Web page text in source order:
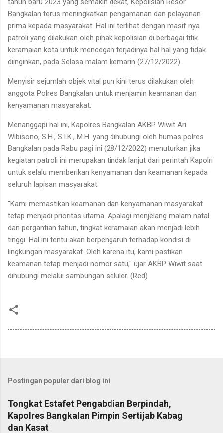
Bangkalan terus meningkatkan pengamanan dan pelayanan
prima kepada masyarakat. Hal ini terlihat dengan masif nya
patroli yang dilakukan oleh pihak kepolisian di berbagai titik
keramaian kota untuk mencegah terjadinya hal hal yang tidak
diinginkan, pada Selasa malam kemarin (27/12/2022).
Menyisir sejumlah objek vital pun kini terus dilakukan oleh
anggota Polres Bangkalan untuk menjamin keamanan dan
kenyamanan masyarakat.
Menanggapi hal ini, Kapolres Bangkalan AKBP Wiwit Ari
Wibisono, S.H., S.I.K., M.H. yang dihubungi oleh humas polres
Bangkalan pada Rabu pagi ini (28/12/2022) menuturkan jika
kegiatan patroli ini merupakan tindak lanjut dari perintah Kapolri
untuk selalu memberikan kenyamanan dan keamanan kepada
seluruh lapisan masyarakat.
"Kami memastikan keamanan dan kenyamanan masyarakat
tetap menjadi prioritas utama. Apalagi menjelang malam natal
dan pergantian tahun, tingkat keramaian akan menjadi lebih
tinggi. Hal ini tentu akan berpengaruh terhadap kondisi di
lingkungan masyarakat. Oleh karena itu, kami pastikan
keamanan tetap menjadi nomor satu," ujar AKBP Wiwit saat
dihubungi melalui sambungan seluler. (Red)
Postingan populer dari blog ini
Tongkat Estafet Pengabdian Berpindah,
Kapolres Bangkalan Pimpin Sertijab Kabag
dan Kasat